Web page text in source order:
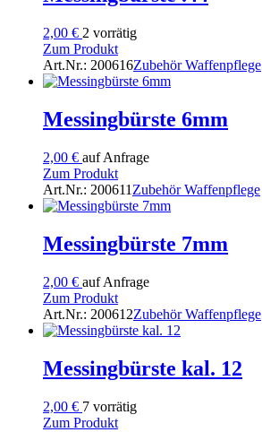
2,00 € 2 vorrätig
Zum Produkt
Art.Nr.: 200616Zubehör Waffenpflege
Messingbürste 6mm
2,00 € auf Anfrage
Zum Produkt
Art.Nr.: 200611 Zubehör Waffenpflege
Messingbürste 7mm
2,00 € auf Anfrage
Zum Produkt
Art.Nr.: 200612Zubehör Waffenpflege
Messingbürste kal. 12
2,00 € 7 vorrätig
Zum Produkt